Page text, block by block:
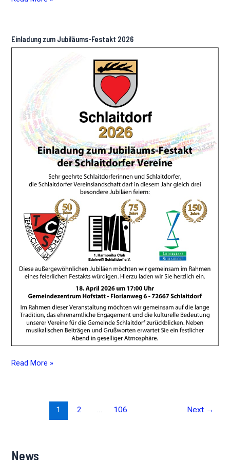
Rahmen
des
Jubiläums
Liederkranzes
Einladung zum Jubiläums-Festakt 2026
Einladung
Read More »
1 2 … 106 Next →
News